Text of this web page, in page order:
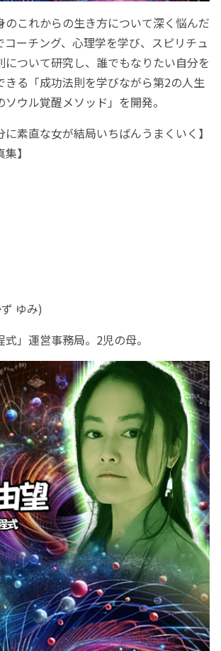
のこれからの生き方について深く悩んだ
コーチング、心理学を学び、スピリチュ
について研究し、誰でもなりたい自分を
きる「成功法則を学びながら第2の人生
ウル覚醒メソッド」を開発。
素直な女が結局いちばんうまくいく】
】
ゆみ)
式」運営事務局。2児の母。